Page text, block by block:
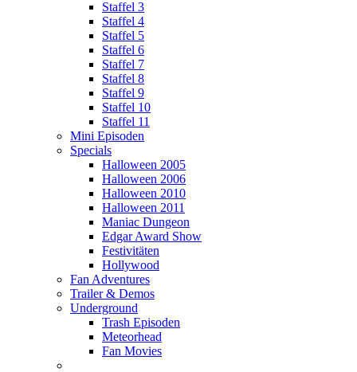
Staffel 3
Staffel 4
Staffel 5
Staffel 6
Staffel 7
Staffel 8
Staffel 9
Staffel 10
Staffel 11
Mini Episoden
Specials
Halloween 2005
Halloween 2006
Halloween 2010
Halloween 2011
Maniac Dungeon
Edgar Award Show
Festivitäten
Hollywood
Fan Adventures
Trailer & Demos
Underground
Trash Episoden
Meteorhead
Fan Movies